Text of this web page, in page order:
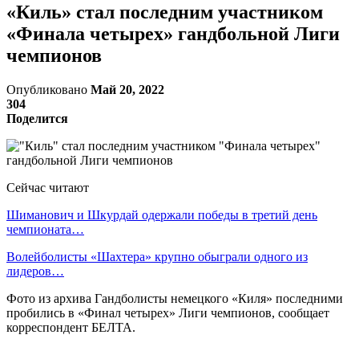
«Киль» стал последним участником
«Финала четырех» гандбольной Лиги
чемпионов
Опубликовано Май 20, 2022
304
Поделится
Сейчас читают
Шиманович и Шкурдай одержали победы в третий день
чемпионата…
Волейболисты «Шахтера» крупно обыграли одного из
лидеров…
Фото из архива Гандболисты немецкого «Киля» последними
пробились в «Финал четырех» Лиги чемпионов, сообщает
корреспондент БЕЛТА.